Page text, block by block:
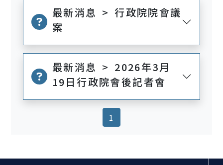
最新消息 > 行政院院會議
案
最新消息 > 2026年3月
19日行政院會後記者會
1